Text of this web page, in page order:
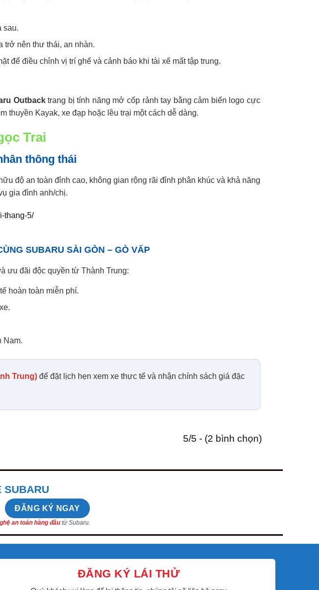
sau.
trở nên thư thái, an nhàn.
để điều chỉnh vị trí ghế và cảnh báo khi tài xế mất tập trung.
Outbacktrang bị tính năng mở cốp rảnh tay bằng cảm biến logo cực
thuyền Kayak, xe đạp hoặc lều trại một cách dễ dàng.
thông thái
độ an toàn đỉnh cao, không gian rộng rãi đỉnh phân khúc và khả năng
gia đình anh/chị.
thang-5/
SUBARU SÀI GÒN – GÒ VẤP
ưu đãi độc quyền từ Thành Trung:
hoàn toàn miễn phí.
Nam.
Trung)để đặt lịch hẹn xem xe thực tế và nhận chính sách giá đặc
5/5 - (2 bình chọn)
SUBARU
an toàn hàng đầu từ Subaru.
ĐĂNG KÝ LÁI THỬ